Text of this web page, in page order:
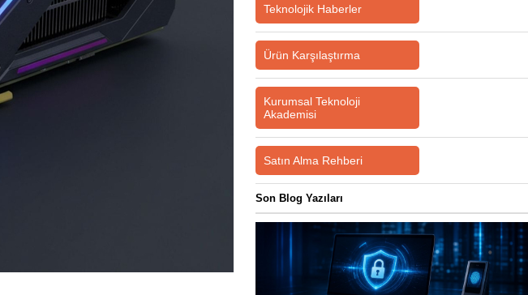
Teknolojik Haberler
Ürün Karşılaştırma
Kurumsal Teknoloji
Akademisi
Satın Alma Rehberi
Son Blog Yazıları